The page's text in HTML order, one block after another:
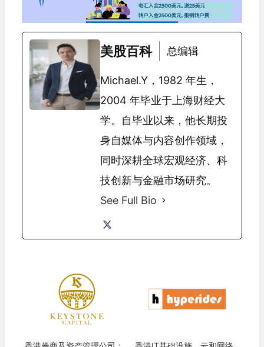
美股百科 总编辑
Michael.Y，1982 年生，
2004 年毕业于上海财经大
学。自毕业以来，他长期投
身自媒体与内容创作领域，
同时深耕全球宏观经济、科
技创新与金融市场研究。
See Full Bio